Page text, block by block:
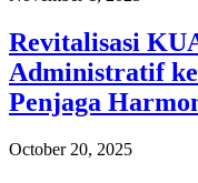
Revitalisasi
Administratif
Penjaga
October 20, 2025